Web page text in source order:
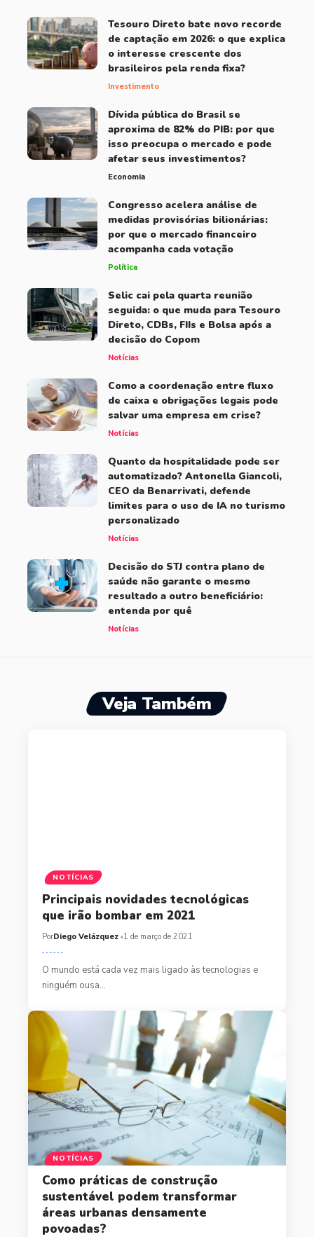
Tesouro Direto bate novo recorde
de captação em 2026: o que explica
o interesse crescente dos
brasileiros pela renda fixa?
Investimento
Dívida pública do Brasil se
aproxima de 82% do PIB: por que
isso preocupa o mercado e pode
afetar seus investimentos?
Economia
Congresso acelera análise de
medidas provisórias bilionárias:
por que o mercado financeiro
acompanha cada votação
Política
Selic cai pela quarta reunião
seguida: o que muda para Tesouro
Direto, CDBs, FIIs e Bolsa após a
decisão do Copom
Notícias
Como a coordenação entre fluxo
de caixa e obrigações legais pode
salvar uma empresa em crise?
Notícias
Quanto da hospitalidade pode ser
automatizado? Antonella Giancoli,
CEO da Benarrivati, defende
limites para o uso de IA no turismo
personalizado
Notícias
Decisão do STJ contra plano de
saúde não garante o mesmo
resultado a outro beneficiário:
entenda por quê
Notícias
Veja Também
NOTÍCIAS
Principais novidades tecnológicas
que irão bombar em 2021
PorDiego Velázquez 1 de março de 2021
O mundo está cada vez mais ligado às tecnologias e
ninguém ousa…
NOTÍCIAS
Como práticas de construção
sustentável podem transformar
áreas urbanas densamente
povoadas?